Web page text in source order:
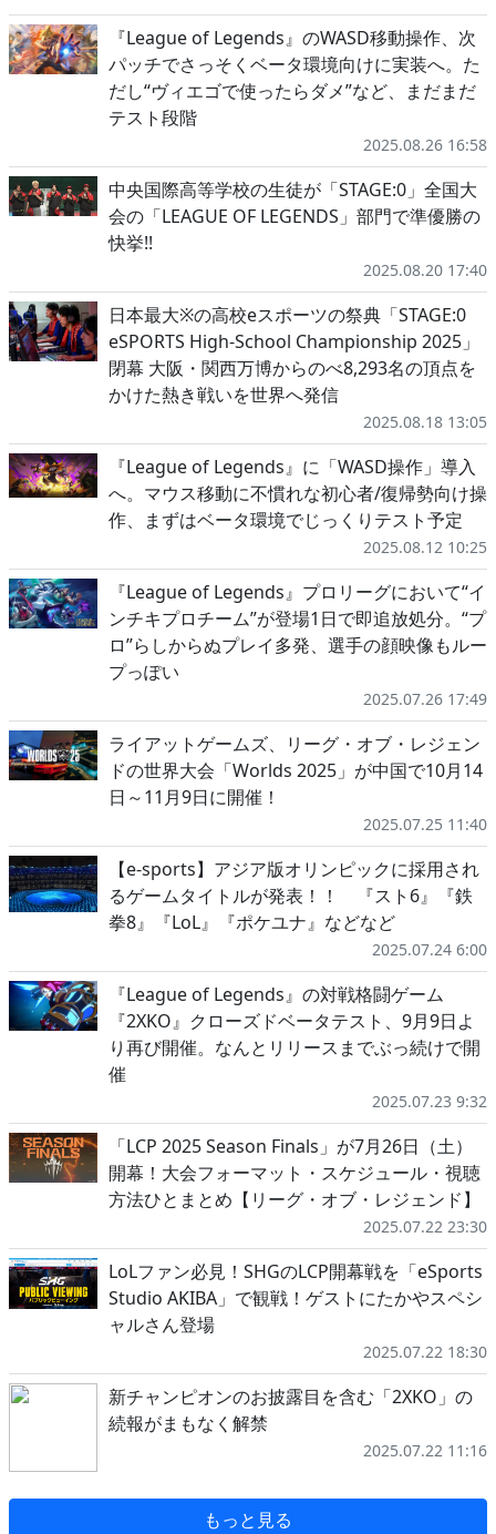
『League of Legends』のWASD移動操作、次
パッチでさっそくベータ環境向けに実装へ。た
だし“ヴィエゴで使ったらダメ”など、まだまだ
テスト段階
2025.08.26 16:58
中央国際高等学校の生徒が「STAGE:0」全国大
会の「LEAGUE OF LEGENDS」部門で準優勝の
快挙!!
2025.08.20 17:40
日本最大※の高校eスポーツの祭典「STAGE:0
eSPORTS High-School Championship 2025」
閉幕 大阪・関西万博からのべ8,293名の頂点を
かけた熱き戦いを世界へ発信
2025.08.18 13:05
『League of Legends』に「WASD操作」導入
へ。マウス移動に不慣れな初心者/復帰勢向け操
作、まずはベータ環境でじっくりテスト予定
2025.08.12 10:25
『League of Legends』プロリーグにおいて“イ
ンチキプロチーム”が登場1日で即追放処分。“プ
ロ”らしからぬプレイ多発、選手の顔映像もルー
プっぽい
2025.07.26 17:49
ライアットゲームズ、リーグ・オブ・レジェン
ドの世界大会「Worlds 2025」が中国で10月14
日～11月9日に開催！
2025.07.25 11:40
【e-sports】アジア版オリンピックに採用され
るゲームタイトルが発表！！ 『スト6』『鉄
拳8』『LoL』『ポケユナ』などなど
2025.07.24 6:00
『League of Legends』の対戦格闘ゲーム
『2XKO』クローズドベータテスト、9月9日よ
り再び開催。なんとリリースまでぶっ続けで開
催
2025.07.23 9:32
「LCP 2025 Season Finals」が7月26日（土）
開幕！大会フォーマット・スケジュール・視聴
方法ひとまとめ【リーグ・オブ・レジェンド】
2025.07.22 23:30
LoLファン必見！SHGのLCP開幕戦を「eSports
Studio AKIBA」で観戦！ゲストにたかやスペシ
ャルさん登場
2025.07.22 18:30
新チャンピオンのお披露目を含む「2XKO」の
続報がまもなく解禁
2025.07.22 11:16
もっと見る